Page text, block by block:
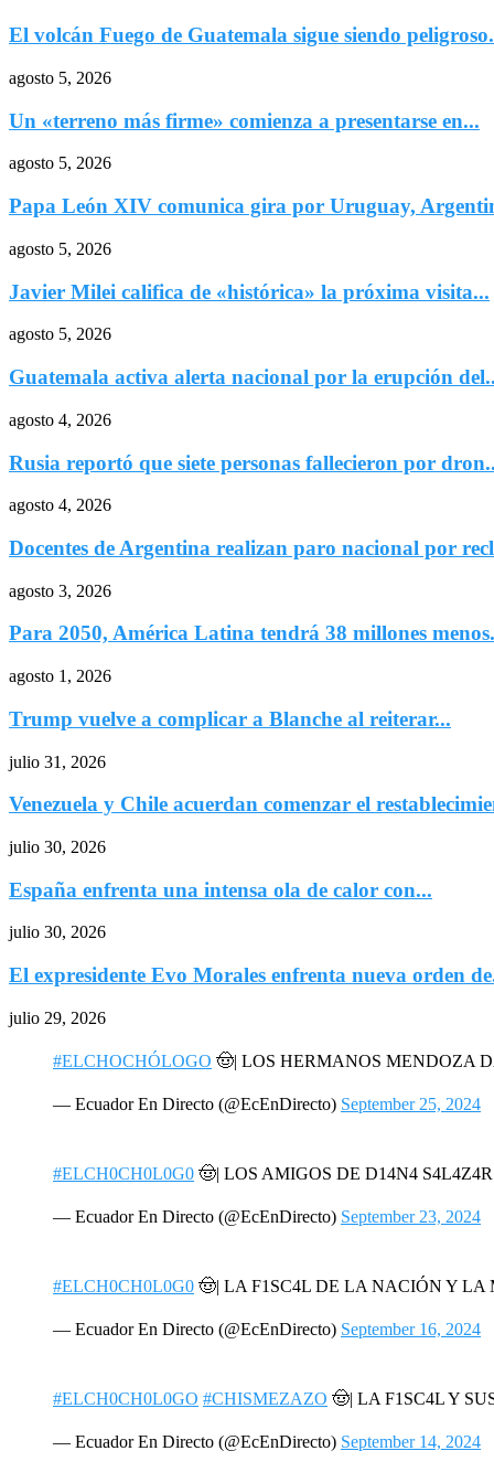
El volcán Fuego de Guatemala sigue siendo
agosto 5, 2026
Un «terreno más firme» comienza a presentarse en...
agosto 5, 2026
Papa León XIV comunica gira por Uruguay,
agosto 5, 2026
Javier Milei califica de «histórica» la próxima visita...
agosto 5, 2026
Guatemala activa alerta nacional por la erupción
agosto 4, 2026
Rusia reportó que siete personas fallecieron por
agosto 4, 2026
Docentes de Argentina realizan paro nacional por
agosto 3, 2026
Para 2050, América Latina tendrá 38 millones
agosto 1, 2026
Trump vuelve a complicar a Blanche al reiterar...
julio 31, 2026
Venezuela y Chile acuerdan comenzar el
julio 30, 2026
España enfrenta una intensa ola de calor con...
julio 30, 2026
El expresidente Evo Morales enfrenta nueva orden
julio 29, 2026
#ELCHOCHÓLOGO 🤠| LOS HERMANOS MENDOZA
— Ecuador En Directo (@EcEnDirecto) September 25, 2024
#ELCH0CH0L0G0 🤠| LOS AMIGOS DE D14N4
— Ecuador En Directo (@EcEnDirecto) September 23, 2024
#ELCH0CH0L0G0 🤠| LA F1SC4L DE LA NACIÓN Y LA
— Ecuador En Directo (@EcEnDirecto) September 16, 2024
#ELCH0CH0L0GO #CHISMEZAZO 🤠| LA F1SC4L Y
— Ecuador En Directo (@EcEnDirecto) September 14, 2024